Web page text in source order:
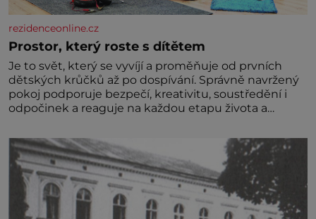
rezidenceonline.cz
Prostor, který roste s dítětem
Je to svět, který se vyvíjí a proměňuje od prvních
dětských krůčků až po dospívání. Správně navržený
pokoj podporuje bezpečí, kreativitu, soustředění i
odpočinek a reaguje na každou etapu života a
jednoduchost, měkkost a bezpečí, proto by pokoj
miminka měl působit především klidně a útulně.
Předškolní věk je